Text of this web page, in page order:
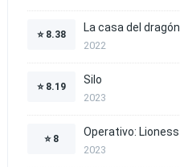
⭐ 8.38
La casa del dragón
2022
⭐ 8.19
Silo
2023
⭐ 8
Operativo: Lioness
2023